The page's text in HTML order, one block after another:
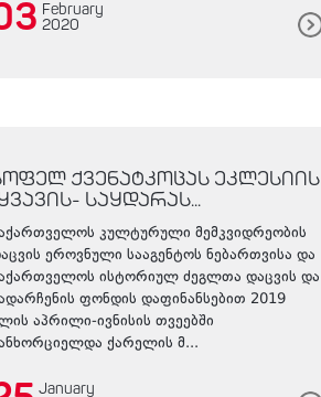
February
2020
ქვენატკოცას ეკლესიის
საყდარას...
კულტურული მემკვიდრეობის
ეროვნული სააგენტოს ნებართვისა და
ისტორიულ ძეგლთა დაცვის და
ფონდის დაფინანსებით 2019
აპრილი-ივნისის თვეებში
ქარელის მ...
January